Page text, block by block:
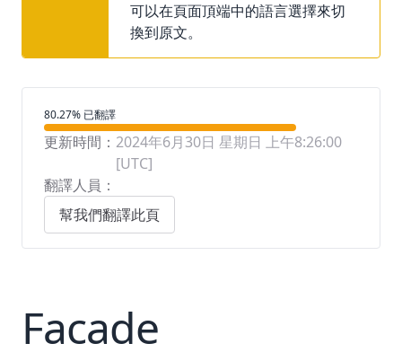
可以在頁面頂端中的語言選擇來切
換到原文。
翻譯進度
80.27% 已翻譯
更新時間： 2024年6月30日 星期日 上午8:26:00
[UTC]
翻譯人員：
幫我們翻譯此頁
Facade